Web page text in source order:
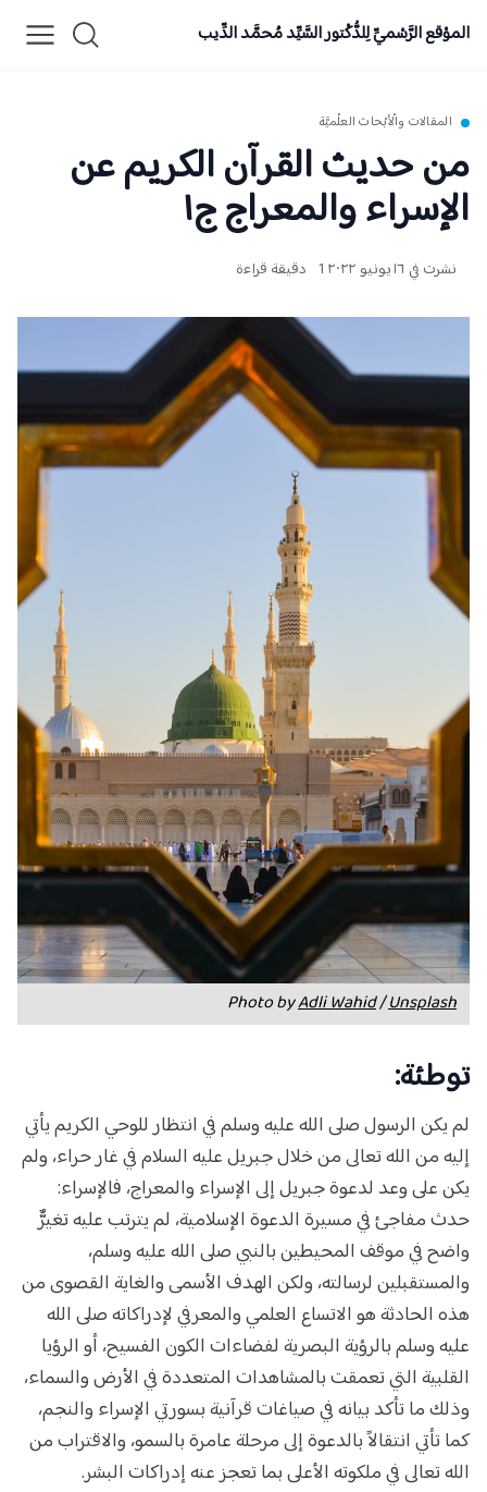
الموْقع الرَّسْميِّ لِلدُّكْتور السَّيِّد مُحمَّد الدِّيب
المقالات والْأبْحاث العلْميَّة
من حديث القرآن الكريم عن
الإسراء والمعراج ج١
نشرت في ١٦ يونيو ٢٠٢٢ 1 دقيقة قراءة
Photo byAdli Wahid/Unsplash
توطئة:
لم يكن الرسول صلى الله عليه وسلم في انتظار للوحي الكريم يأتي
إليه من الله تعالى من خلال جبريل عليه السلام في غار حراء، ولم
يكن على وعد لدعوة جبريل إلى الإسراء والمعراج، فالإسراء:
حدث مفاجئ في مسيرة الدعوة الإسلامية، لم يترتب عليه تغيرٌّ
واضح في موقف المحيطين بالنبي صلى الله عليه وسلم،
والمستقبلين لرسالته، ولكن الهدف الأسمى والغاية القصوى من
هذه الحادثة هو الاتساع العلمي والمعرفي لإدراكاته صلى الله
عليه وسلم بالرؤية البصرية لفضاءات الكون الفسيح، أو الرؤيا
القلبية التي تعمقت بالمشاهدات المتعددة في الأرض والسماء،
وذلك ما تأكد بيانه في صياغات قرآنية بسورتي الإسراء والنجم،
كما تأتي انتقالاً بالدعوة إلى مرحلة عامرة بالسمو، والاقتراب من
الله تعالى في ملكوته الأعلى بما تعجز عنه إدراكات البشر.